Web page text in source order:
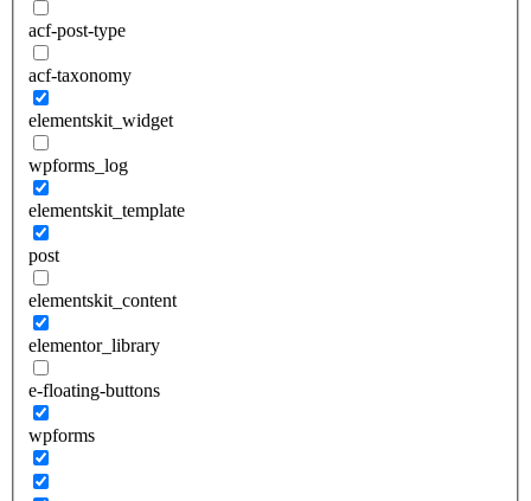
acf-post-type
acf-taxonomy
elementskit_widget
wpforms_log
elementskit_template
post
elementskit_content
elementor_library
e-floating-buttons
wpforms